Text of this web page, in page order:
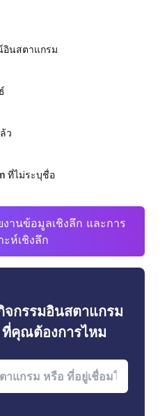
อินสตาแกรม
ว
ที่ไม่ระบุชื่อ
านข้อมูลเชิงลึก และการ
ะห์เชิงลึก
จกรรมอินสตาแกรม
คุณต้องการไหม